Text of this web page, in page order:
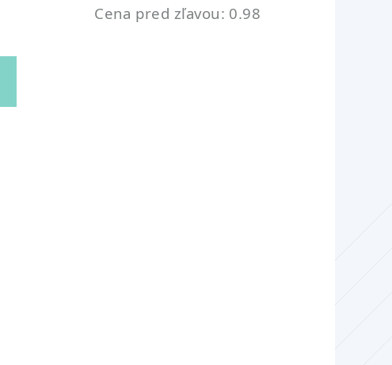
Cena pred zľavou: 0.98